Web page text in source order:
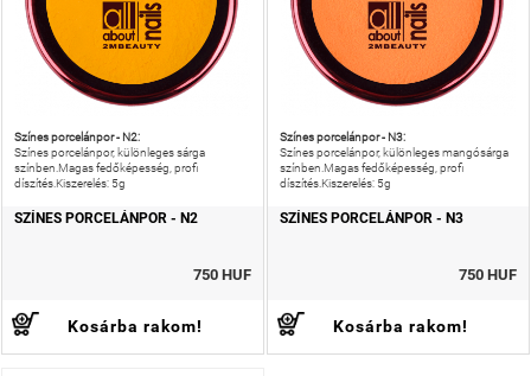
Színes porcelánpor - N2:
Színes porcelánpor, különleges sárga
színben.Magas fedőképesség, profi
díszítés.Kiszerelés: 5g
SZÍNES PORCELÁNPOR - N2
750 HUF
Kosárba rakom!
Színes porcelánpor - N3:
Színes porcelánpor, különleges mangósárga
színben.Magas fedőképesség, profi
díszítés.Kiszerelés: 5g
SZÍNES PORCELÁNPOR - N3
750 HUF
Kosárba rakom!